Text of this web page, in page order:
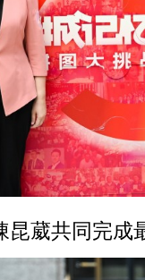
昆葳共同完成